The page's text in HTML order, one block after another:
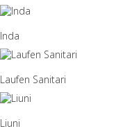
Inda
Laufen Sanitari
Liuni